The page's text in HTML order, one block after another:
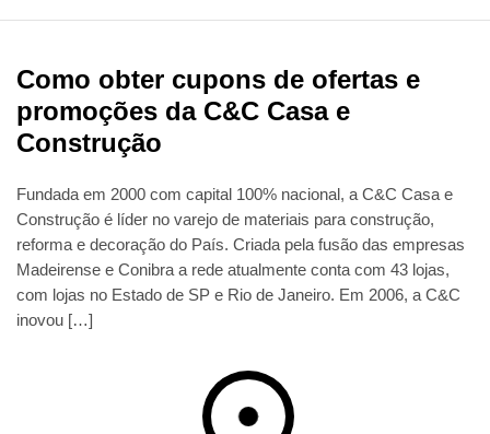
Como obter cupons de ofertas e
promoções da C&C Casa e
Construção
Fundada em 2000 com capital 100% nacional, a C&C Casa e
Construção é líder no varejo de materiais para construção,
reforma e decoração do País. Criada pela fusão das empresas
Madeirense e Conibra a rede atualmente conta com 43 lojas,
com lojas no Estado de SP e Rio de Janeiro. Em 2006, a C&C
inovou […]